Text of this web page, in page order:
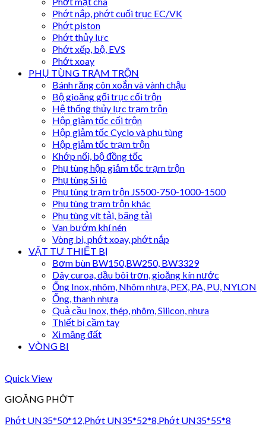
Phớt nắp, phớt cuối trục EC/VK
Phớt piston
Phớt thủy lực
Phớt xếp, bộ, EVS
Phớt xoay
PHỤ TÙNG TRẠM TRỘN
Bánh răng côn xoắn và vành chậu
Bộ gioăng gối trục cối trộn
Hệ thống thủy lực trạm trộn
Hộp giảm tốc cối trộn
Hộp giảm tốc Cyclo và phụ tùng
Hộp giảm tốc trạm trộn
Khớp nối, bộ đồng tốc
Phụ tùng hộp giảm tốc trạm trộn
Phụ tùng Si lô
Phụ tùng trạm trộn JS500-750-1000-1500
Phụ tùng trạm trộn khác
Phụ tùng vít tải, băng tải
Van bướm khí nén
Vòng bi, phớt xoay, phớt nắp
VẬT TƯ THIẾT BỊ
Bơm bùn BW150,BW250, BW3329
Dây curoa, dầu bôi trơn, gioăng kín nước
Ống Inox, nhôm, Nhôm nhựa, PEX, PA, PU, NYLON
Ống, thanh nhựa
Quả cầu Inox, thép, nhôm, Silicon, nhựa
Thiết bị cầm tay
Xi măng đất
VÒNG BI
Quick View
GIOĂNG PHỚT
Phớt UN35*50*12,Phớt UN35*52*8,Phớt UN35*55*8